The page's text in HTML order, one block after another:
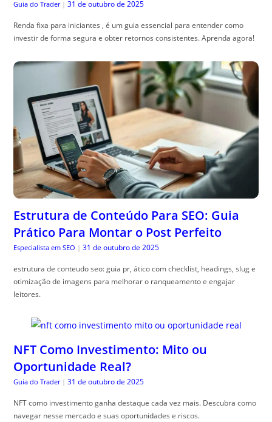
Guia do Trader | 31 de outubro de 2025
Renda fixa para iniciantes , é um guia essencial para entender como
investir de forma segura e obter retornos consistentes. Aprenda agora!
Estrutura de Conteúdo Para SEO: Guia
Prático Para Montar o Post Perfeito
Especialista em SEO | 31 de outubro de 2025
estrutura de conteudo seo: guia pr, ático com checklist, headings, slug e
otimização de imagens para melhorar o ranqueamento e engajar
leitores.
NFT Como Investimento: Mito ou
Oportunidade Real?
Guia do Trader | 31 de outubro de 2025
NFT como investimento ganha destaque cada vez mais. Descubra como
navegar nesse mercado e suas oportunidades e riscos.